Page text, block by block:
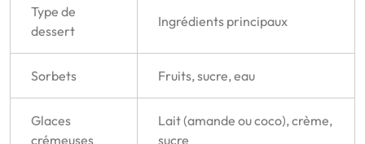
Type de
dessert
Ingrédients principaux
Sorbets Fruits, sucre, eau
Glaces
crémeuses
Lait (amande ou coco), crème,
sucre